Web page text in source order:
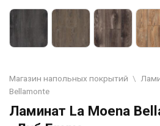
Магазин напольных покрытий \
Bellamonte
Ламинат La Moena